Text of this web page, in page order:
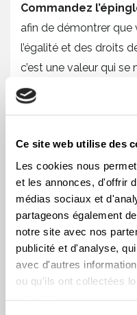
Ce site web utilise des
Les cookies nous
et les annonces, d'offrir
médias sociaux et
partageons également
notre site avec nos
publicité et d'analyse,
avec d'autres
ou qu'ils ont collectées
Commandez
afin de démontrer que
l’égalité et des droits
c’est une valeur qui
commander,
téléphonant au 514
À l’ère des médias
utiliser le mot-clic
actions et
simplement pour
Crédit photos : Le
UPPERKUT. Direction